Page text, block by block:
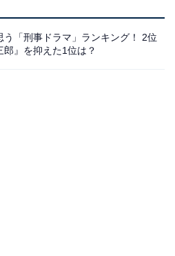
う「刑事ドラマ」ランキング！ 2位
郎』を抑えた1位は？